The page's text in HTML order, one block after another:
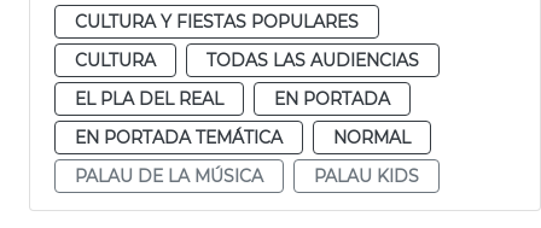
CULTURA Y FIESTAS POPULARES
CULTURA
TODAS LAS AUDIENCIAS
EL PLA DEL REAL
EN PORTADA
EN PORTADA TEMÁTICA
NORMAL
PALAU DE LA MÚSICA
PALAU KIDS